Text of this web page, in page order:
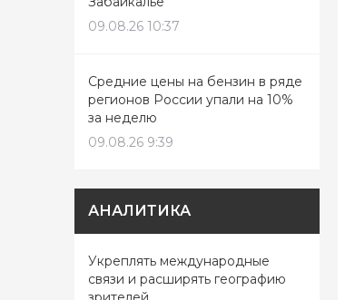
09.08.26 10:37
Средние цены на бензин в ряде
регионов России упали на 10%
за неделю
09.08.26 9:39
АНАЛИТИКА
Укреплять международные
связи и расширять географию